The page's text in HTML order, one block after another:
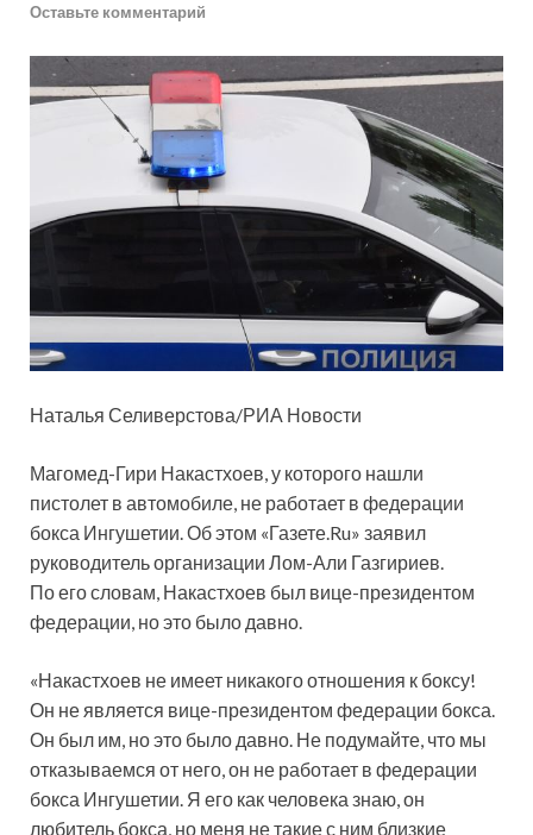
Оставьте комментарий
Наталья Селиверстова/РИА Новости
Магомед-Гири Накастхоев, у которого нашли
пистолет в автомобиле, не работает в федерации
бокса Ингушетии. Об этом «Газете.Ru» заявил
руководитель организации Лом-Али Газгириев.
По его словам, Накастхоев был вице-президентом
федерации, но это было давно.
«Накастхоев не имеет никакого отношения к боксу!
Он не является вице-президентом федерации бокса.
Он был им, но это было давно. Не подумайте, что мы
отказываемся от него, он не работает в федерации
бокса Ингушетии. Я его как человека знаю, он
любитель бокса, но меня не такие с ним близкие